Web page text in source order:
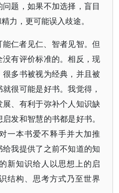
题，如果不加选择，盲目
力，更可能误入歧途。
仁者见仁、智者见智。但
有评价标准的。相反，现
多书被视为经典，并且被
很可能是好书。我觉得，
、有利于弥补个人知识缺
发和智慧的书都是好书。
一本书爱不释手并大加推
我提供了之前不知道的知
新知识给人以思想上的启
结构、思考方式乃至世界